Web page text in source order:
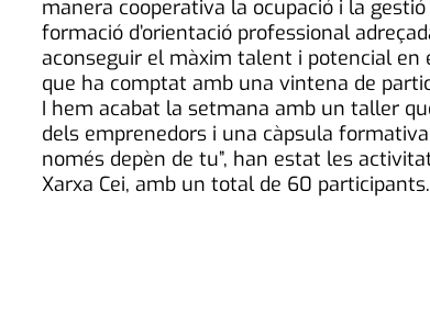
manera cooperativa la ocupació i la
formació d’orientació professional
aconseguir el màxim talent i potencial
que ha comptat amb una vintena de
I hem acabat la setmana amb un taller
dels emprenedors i una càpsula
només depèn de tu”, han estat les
Xarxa Cei, amb un total de 60 participants.